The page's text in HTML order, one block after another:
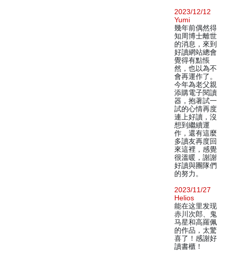
2023/12/12
Yumi
幾年前偶然得
知周博士離世
的消息，來到
好讀網站總會
覺得有點悵
然，也以為不
會再運作了。
今年為老父親
添購電子閱讀
器，抱著試一
試的心情再度
連上好讀，沒
想到繼續運
作，還有這麼
多讀友再度回
來這裡，感覺
很溫暖，謝謝
好讀與團隊們
的努力。
2023/11/27
Helios
能在这里发现
赤川次郎、鬼
马星和高羅佩
的作品，太驚
喜了！感謝好
讀書櫃！